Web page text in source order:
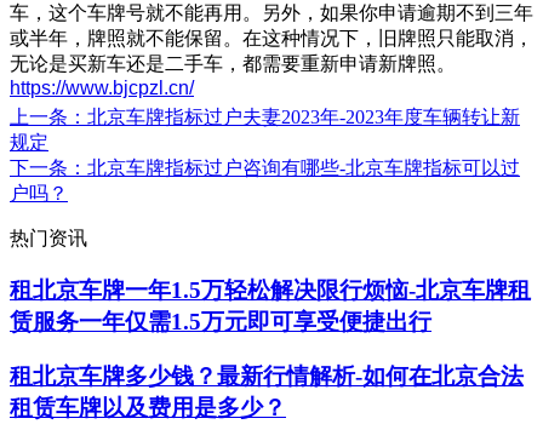
车，这个车牌号就不能再用。另外，如果你申请逾期不到三年
或半年，牌照就不能保留。在这种情况下，旧牌照只能取消，
无论是买新车还是二手车，都需要重新申请新牌照。
https://www.bjcpzl.cn/
上一条 ：北京车牌指标过户夫妻2023年-2023年度车辆转让新
规定
下一条 ：北京车牌指标过户咨询有哪些-北京车牌指标可以过
户吗？
热门资讯
租北京车牌一年1.5万轻松解决限行烦恼-北京车牌租
赁服务一年仅需1.5万元即可享受便捷出行
租北京车牌多少钱？最新行情解析-如何在北京合法
租赁车牌以及费用是多少？